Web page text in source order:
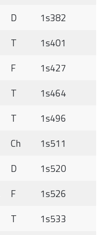
D
1s382
T
1s401
F
1s427
T
1s464
T
1s496
Ch
1s511
D
1s520
F
1s526
T
1s533